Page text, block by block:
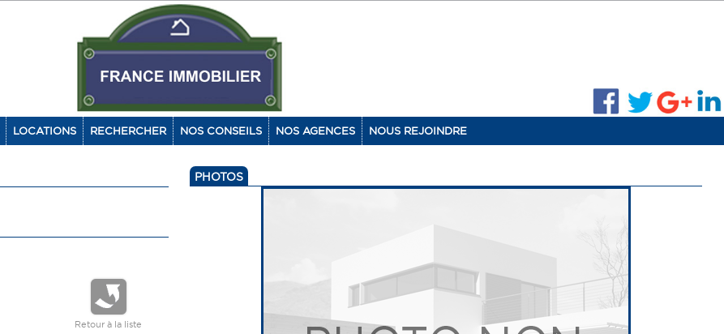
LOCATIONS RECHERCHER NOS CONSEILS NOS AGENCES NOUS REJOINDRE
Retour à la liste
PHOTOS